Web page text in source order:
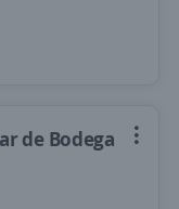
de Bodega